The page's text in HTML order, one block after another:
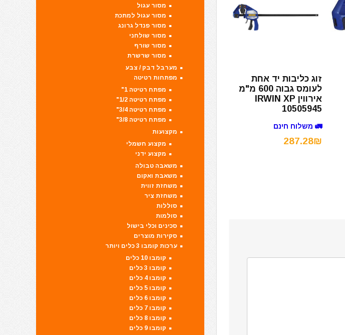
זוג כליבות יד אחת
לעומס גבוה 600 מ"מ
אירווין IRWIN XP
10505945
🚛 משלוח חינם
287.28₪
מסור עגול
מסור עגול למתכת
מסור פנדל גרונג
מסור שולחני
מסור שורף
מסור שרשרת
מערבל דבק / צבע
מפתחות רטיטה
מפתח רטיטה 1"
מפתח רטיטה 1/2"
מפתח רטיטה 3/4"
מפתח רטיטה 3/8"
מקצועות
מקצוע חשמלי
מקצוע ידני
משאבה טבולה
משאבת ואקום
משחזת זווית
משחזת ציר
סוללות
סולמות
סכינים וכלי בישול
סקירות מוצרים
ערכות קומבו 3 כלים ויותר
קומבו 10 כלים
קומבו 3 כלים
קומבו 4 כלים
קומבו 5 כלים
קומבו 6 כלים
קומבו 7 כלים
קומבו 8 כלים
קומבו 9 כלים